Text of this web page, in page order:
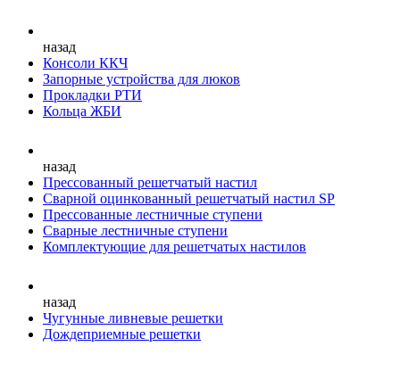
назад
Консоли ККЧ
Запорные устройства для люков
Прокладки РТИ
Кольца ЖБИ
назад
Прессованный решетчатый настил
Сварной оцинкованный решетчатый настил SP
Прессованные лестничные ступени
Сварные лестничные ступени
Комплектующие для решетчатых настилов
назад
Чугунные ливневые решетки
Дождеприемные решетки